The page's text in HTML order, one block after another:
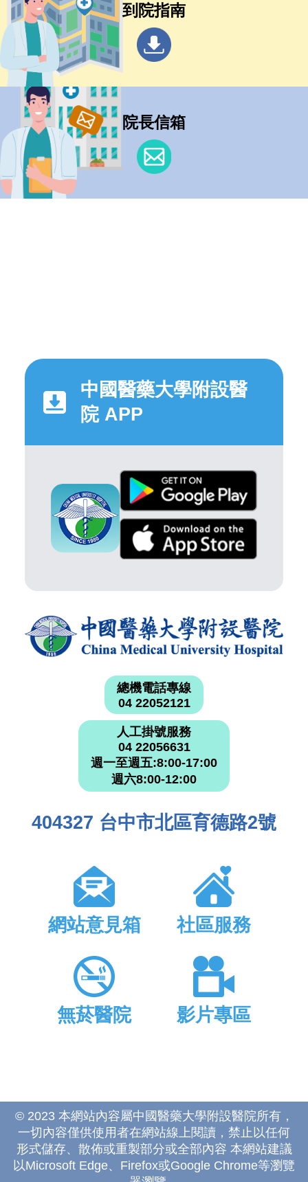
到院指南
院長信箱
中國醫藥大學附設醫
院 APP
總機電話專線
04 22052121
人工掛號服務
04 22056631
週一至週五:8:00-17:00
週六8:00-12:00
404327 台中市北區育德路2號
網站意見箱 社區服務
無菸醫院 影片專區
© 2023 本網站內容屬中國醫藥大學附設醫院所有，
一切內容僅供使用者在網站線上閱讀，禁止以任何
形式儲存、散佈或重製部分或全部內容 本網站建議
以Microsoft Edge、Firefox或Google Chrome等瀏覽